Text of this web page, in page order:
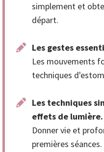
simplement et
départ.
Les gestes
Les mouvements
techniques
Les techniques
effets de lumière.
Donner vie et
premières séances.